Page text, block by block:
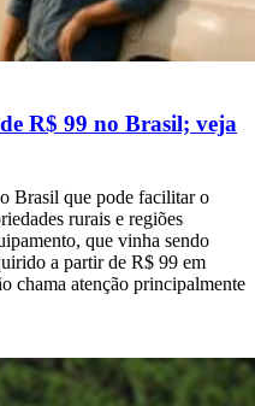
R$ 99 no Brasil; veja
Brasil que pode facilitar o
rurais e regiões
que vinha sendo
a partir de R$ 99 em
chama atenção principalmente